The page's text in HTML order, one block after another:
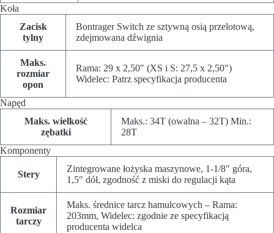
Koła
Zacisk
tylny
Bontrager Switch ze sztywną osią przelotową,
zdejmowana dźwignia
Maks.
rozmiar
opon
Rama: 29 x 2,50″ (XS i S: 27,5 x 2,50″)
Widelec: Patrz specyfikacja producenta
Napęd
Maks. wielkość
zębatki
Maks.: 34T (owalna – 32T) Min.:
28T
Komponenty
Stery
Zintegrowane łożyska maszynowe, 1-1/8″ góra,
1,5″ dół, zgodność z miski do regulacji kąta
Rozmiar
tarczy
Maks. średnice tarcz hamulcowych – Rama:
203mm, Widelec: zgodnie ze specyfikacją
producenta widelca